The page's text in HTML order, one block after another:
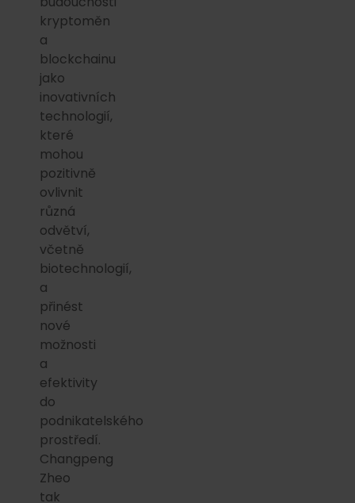
kryptoměn
a
blockchainu
jako
inovativních
technologií,
které
mohou
pozitivně
ovlivnit
různá
odvětví,
včetně
biotechnologií,
a
přinést
nové
možnosti
a
efektivity
do
podnikatelského
prostředí.
Changpeng
Zheo
tak